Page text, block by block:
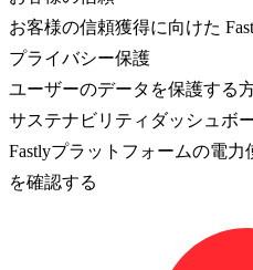
お客様の信頼獲得に向けた
プライバシー保護
ユーザーのデータを保護する
サステナビリティダッシュボ
Fastlyプラットフォームの電
を確認する